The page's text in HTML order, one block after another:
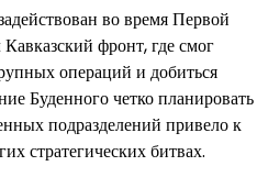
во время Первой
фронт, где смог
операций и добиться
Буденного четко планировать
подразделений привело к
стратегических битвах.